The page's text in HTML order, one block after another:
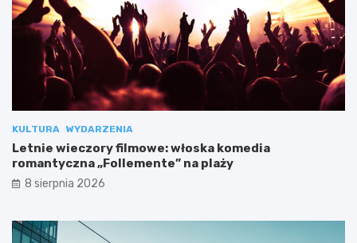
KULTURA WYDARZENIA
Letnie wieczory filmowe: włoska komedia
romantyczna „Follemente” na plaży
8 sierpnia 2026